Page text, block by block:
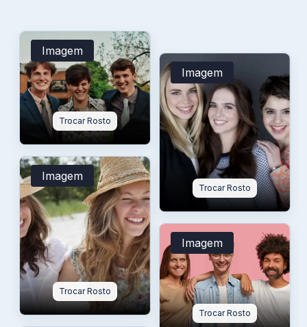
Imagem
Trocar Rosto
Imagem
Trocar Rosto
Imagem
Trocar Rosto
Imagem
Trocar Rosto